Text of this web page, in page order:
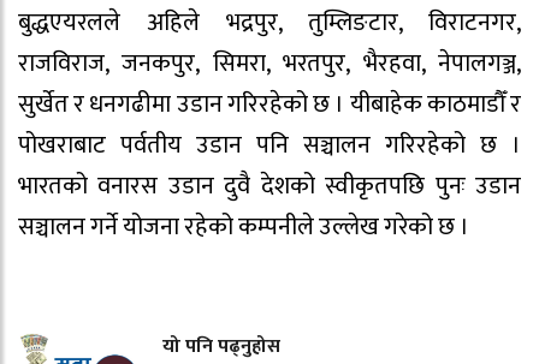
बुद्धएयरलले अहिले भद्रपुर, तुम्लिङटार, विराटनगर,
राजविराज, जनकपुर, सिमरा, भरतपुर, भैरहवा, नेपालगञ्ज,
सुर्खेत र धनगढीमा उडान गरिरहेको छ । यीबाहेक काठमाडौँ र
पोखराबाट पर्वतीय उडान पनि सञ्चालन गरिरहेको छ ।
भारतको वनारस उडान दुवै देशको स्वीकृतपछि पुनः उडान
सञ्चालन गर्ने योजना रहेको कम्पनीले उल्लेख गरेको छ ।
यो पनि पढ्नुहोस